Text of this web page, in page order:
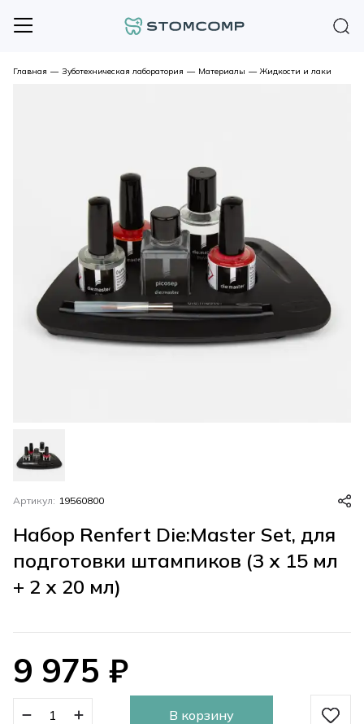
Главная — Зуботехническая лаборатория — Материалы — Жидкости и лаки
Артикул: 19560800
Набор Renfert Die:Master Set, для
подготовки штампиков (3 x 15 мл
+ 2 x 20 мл)
9 975 ₽
В корзину